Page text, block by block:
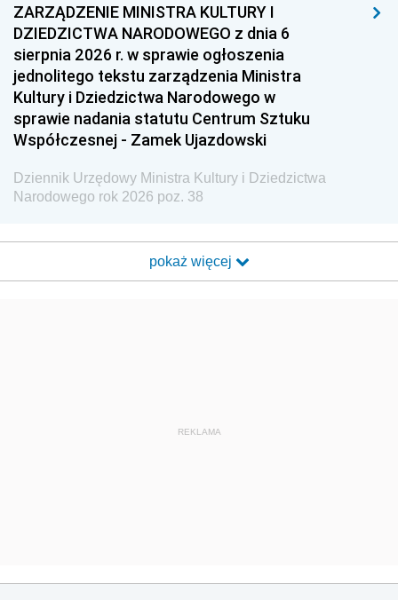
ZARZĄDZENIE MINISTRA KULTURY I
DZIEDZICTWA NARODOWEGO z dnia 6
sierpnia 2026 r. w sprawie ogłoszenia
jednolitego tekstu zarządzenia Ministra
Kultury i Dziedzictwa Narodowego w
sprawie nadania statutu Centrum Sztuku
Współczesnej - Zamek Ujazdowski
Dziennik Urzędowy Ministra Kultury i Dziedzictwa
Narodowego rok 2026 poz. 38
pokaż więcej
REKLAMA